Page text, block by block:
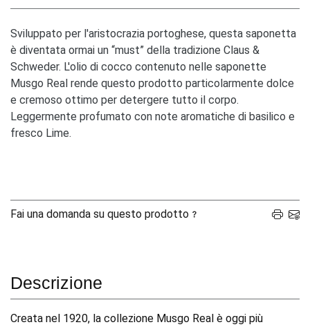
Sviluppato per l'aristocrazia portoghese, questa saponetta
è diventata ormai un “must” della tradizione Claus &
Schweder. L'olio di cocco contenuto nelle saponette
Musgo Real rende questo prodotto particolarmente dolce
e cremoso ottimo per detergere tutto il corpo.
Leggermente profumato con note aromatiche di basilico e
fresco Lime.
Fai una domanda su questo prodotto
Descrizione
Creata nel 1920, la collezione Musgo Real è oggi più